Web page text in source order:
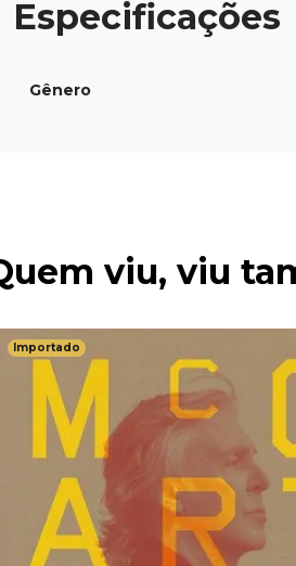
Gênero
viu, viu
Importado